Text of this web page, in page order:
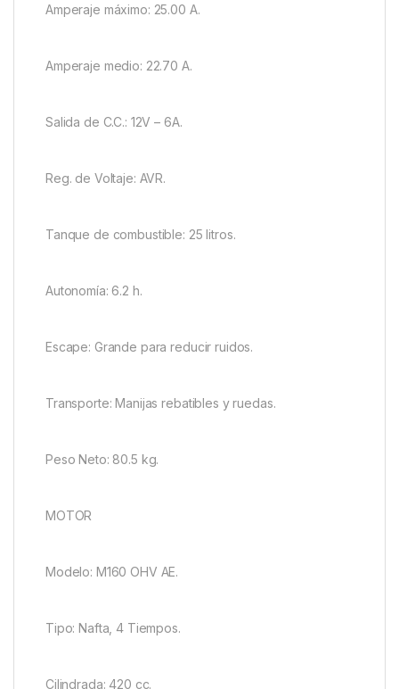
Amperaje máximo: 25.00 A.
Amperaje medio: 22.70 A.
Salida de C.C.: 12V – 6A.
Reg. de Voltaje: AVR.
Tanque de combustible: 25 litros.
Autonomía: 6.2 h.
Escape: Grande para reducir ruidos.
Transporte: Manijas rebatibles y ruedas.
Peso Neto: 80.5 kg.
MOTOR
Modelo: M160 OHV AE.
Tipo: Nafta, 4 Tiempos.
Cilindrada: 420 cc.